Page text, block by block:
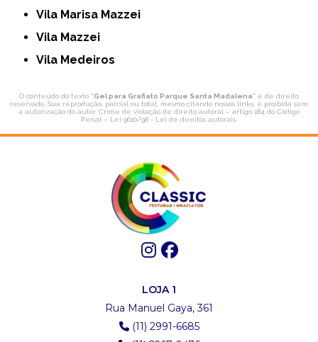
Vila Marisa Mazzei
Vila Mazzei
Vila Medeiros
O conteúdo do texto "Gel para Grafiato Parque Santa Madalena" é de direito
reservado. Sua reprodução, parcial ou total, mesmo citando nossos links, é proibida sem
a autorização do autor. Crime de violação de direito autoral – artigo 184 do Código
Penal – Lei 9610/98 - Lei de direitos autorais
LOJA 1
Rua Manuel Gaya, 361
(11) 2991-6685